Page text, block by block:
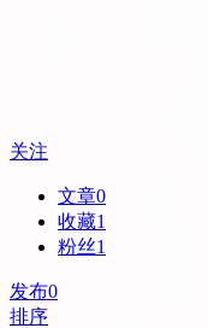
关注
文章0
收藏1
粉丝1
发布0
排序